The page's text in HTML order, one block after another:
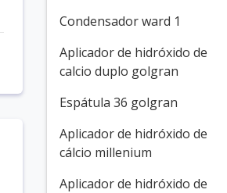
Condensador ward 1
Aplicador de hidróxido de
calcio duplo golgran
Espátula 36 golgran
Aplicador de hidróxido de
cálcio millenium
Aplicador de hidróxido de